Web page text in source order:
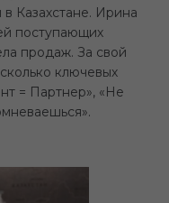
Казахстане. Ирина
поступающих
продаж. За свой
ключевых
= Партнер», «Не